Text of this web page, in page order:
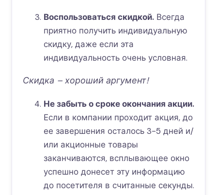
Воспользоваться скидкой.Всегда
приятно получить индивидуальную
скидку, даже если эта
индивидуальность очень условная.
Скидка – хороший аргумент!
Не забыть о сроке окончания акции.
Если в компании проходит акция, до
ее завершения осталось 3-5 дней и/
или акционные товары
заканчиваются, всплывающее окно
успешно донесет эту информацию
до посетителя в считанные секунды.